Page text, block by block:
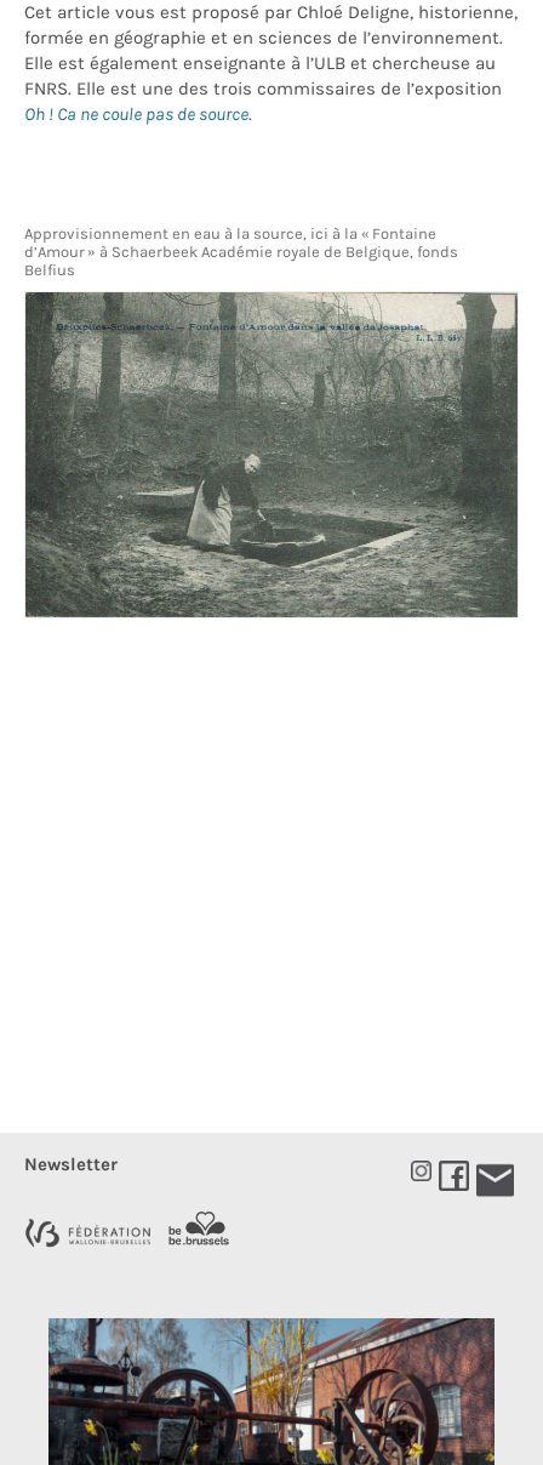
Cet article vous est proposé par Chloé Deligne, historienne,
formée en géographie et en sciences de l’environnement.
Elle est également enseignante à l’ULB et chercheuse au
FNRS. Elle est une des trois commissaires de l’exposition
Oh ! Ca ne coule pas de source.
Approvisionnement en eau à la source, ici à la « Fontaine
d’Amour » à Schaerbeek Académie royale de Belgique, fonds
Belfius
Newsletter